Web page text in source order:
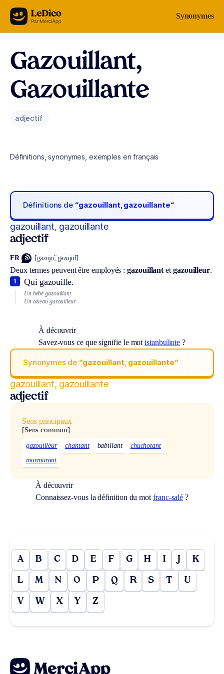
Aller au contenu Synonymes
Gazouillant,
Gazouillante
adjectif
Définitions, synonymes, exemples en français
Définitions de “gazouillant, gazouillante“
gazouillant, gazouillante
adjectif
FR [gazujɑ̃, gazujɑ̃t]
Deux termes peuvent être employés :gazouillantet gazouilleur.
Qui gazouille.
1
Un bébé gazouillant.
Un oiseau gazouilleur.
À découvrir
Savez-vous ce que signifie le motistanbuliote ?
Synonymes de “gazouillant, gazouillante“
gazouillant, gazouillante
adjectif
Sens principaux
[Sens commun]
gazouilleur chantant babillant
chuchotant
murmurant
À découvrir
Connaissez-vous la définition du mot franc-salé ?
A B C D E F G H I J K
L M N O P Q R S T U
V W X Y Z